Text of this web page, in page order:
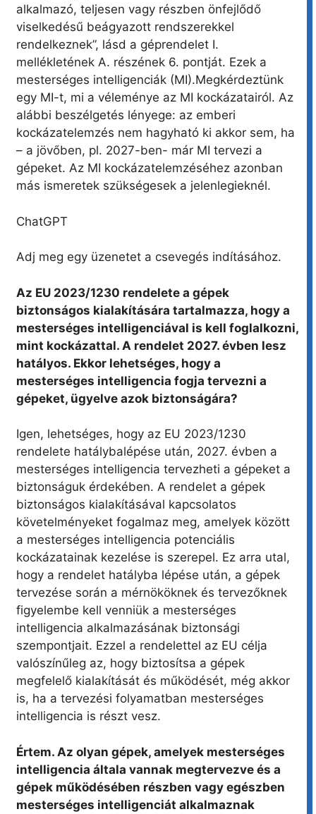
alkalmazó, teljesen vagy részben önfejlődő
viselkedésű beágyazott rendszerekkel
rendelkeznek”, lásd a géprendelet I.
mellékletének A. részének 6. pontját. Ezek a
mesterséges intelligenciák (MI).Megkérdeztünk
egy MI-t, mi a véleménye az MI kockázatairól. Az
alábbi beszélgetés lényege: az emberi
kockázatelemzés nem hagyható ki akkor sem, ha
– a jövőben, pl. 2027-ben- már MI tervezi a
gépeket. Az MI kockázatelemzéséhez azonban
más ismeretek szükségesek a jelenlegieknél.
ChatGPT
Adj meg egy üzenetet a csevegés indításához.
Az EU 2023/1230 rendelete a gépek
biztonságos kialakítására tartalmazza, hogy a
mesterséges intelligenciával is kell foglalkozni,
mint kockázattal. A rendelet 2027. évben lesz
hatályos. Ekkor lehetséges, hogy a
mesterséges intelligencia fogja tervezni a
gépeket, ügyelve azok biztonságára?
Igen, lehetséges, hogy az EU 2023/1230
rendelete hatálybalépése után, 2027. évben a
mesterséges intelligencia tervezheti a gépeket a
biztonságuk érdekében. A rendelet a gépek
biztonságos kialakításával kapcsolatos
követelményeket fogalmaz meg, amelyek között
a mesterséges intelligencia potenciális
kockázatainak kezelése is szerepel. Ez arra utal,
hogy a rendelet hatályba lépése után, a gépek
tervezése során a mérnököknek és tervezőknek
figyelembe kell venniük a mesterséges
intelligencia alkalmazásának biztonsági
szempontjait. Ezzel a rendelettel az EU célja
valószínűleg az, hogy biztosítsa a gépek
megfelelő kialakítását és működését, még akkor
is, ha a tervezési folyamatban mesterséges
intelligencia is részt vesz.
Értem. Az olyan gépek, amelyek mesterséges
intelligencia általa vannak megtervezve és a
gépek működésében részben vagy egészben
mesterséges intelligenciát alkalmaznak